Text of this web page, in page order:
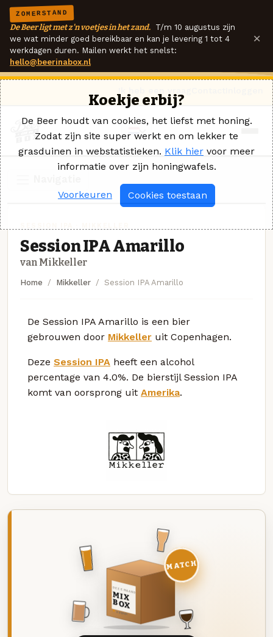
ZOMERSTAND
De Beer ligt met z'n voetjes in het zand. T/m 10 augustus zijn
we wat minder goed bereikbaar en kan je levering 1 tot 4
werkdagen duren. Mailen werkt het snelst:
hello@beerinabox.nl
×
Session IPA Amarillo
van Mikkeller
Home Mikkeller Session IPA Amarillo
De Session IPA Amarillo is een bier
gebrouwen door Mikkeller uit Copenhagen.
Deze Session IPA heeft een alcohol
percentage van 4.0%. De bierstijl Session IPA
komt van oorsprong uit Amerika.
DEZE MAAND
MIX
BOX
8 BIEREN
MATCH
Koekje erbij?
De Beer houdt van cookies, het liefst met honing.
Zodat zijn site super werkt en om lekker te
grasduinen in webstatistieken. Klik hier voor meer
informatie over zijn honingwafels.
Voorkeuren Cookies toestaan